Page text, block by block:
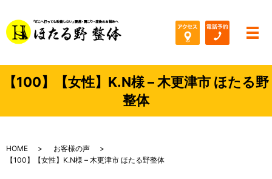
メ
【100】【女性】K.N様 – 木更津市 ほたる野
整体
HOME
お客様の声
【100】【女性】K.N様 – 木更津市 ほたる野整体